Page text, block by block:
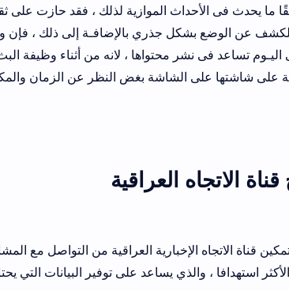
ما يحدث فى الأحداث الموازية لذلك ، فقد حازت على
تساعد فى نشر محتواها ، لانه من أثناء وظيفة
على شاشتها على الشاشة بغض النظر عن الزمان
الاتجاه العراقية
قناة الاتجاه الإخبارية العراقية من التواصل مع
استهدافا ، والذي يساعد على توفير البيانات التي